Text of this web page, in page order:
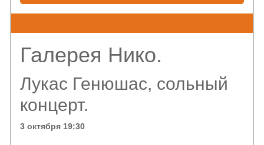
Галерея Нико.
Лукас Генюшас, сольный
концерт.
3 октября 19:30